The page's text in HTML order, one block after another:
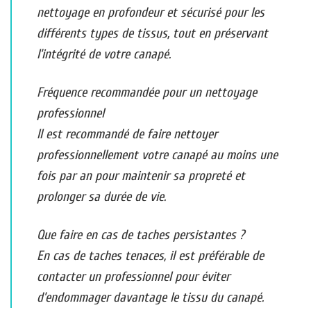
nettoyage en profondeur et sécurisé pour les
différents types de tissus, tout en préservant
l’intégrité de votre canapé.
Fréquence recommandée pour un nettoyage
professionnel
Il est recommandé de faire nettoyer
professionnellement votre canapé au moins une
fois par an pour maintenir sa propreté et
prolonger sa durée de vie.
Que faire en cas de taches persistantes ?
En cas de taches tenaces, il est préférable de
contacter un professionnel pour éviter
d’endommager davantage le tissu du canapé.